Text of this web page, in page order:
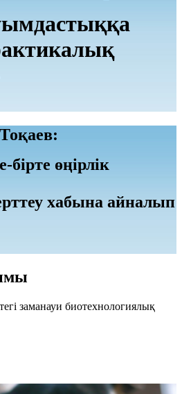
бірте өңірлік
хабына айналып
заманауи биотехнологиялық